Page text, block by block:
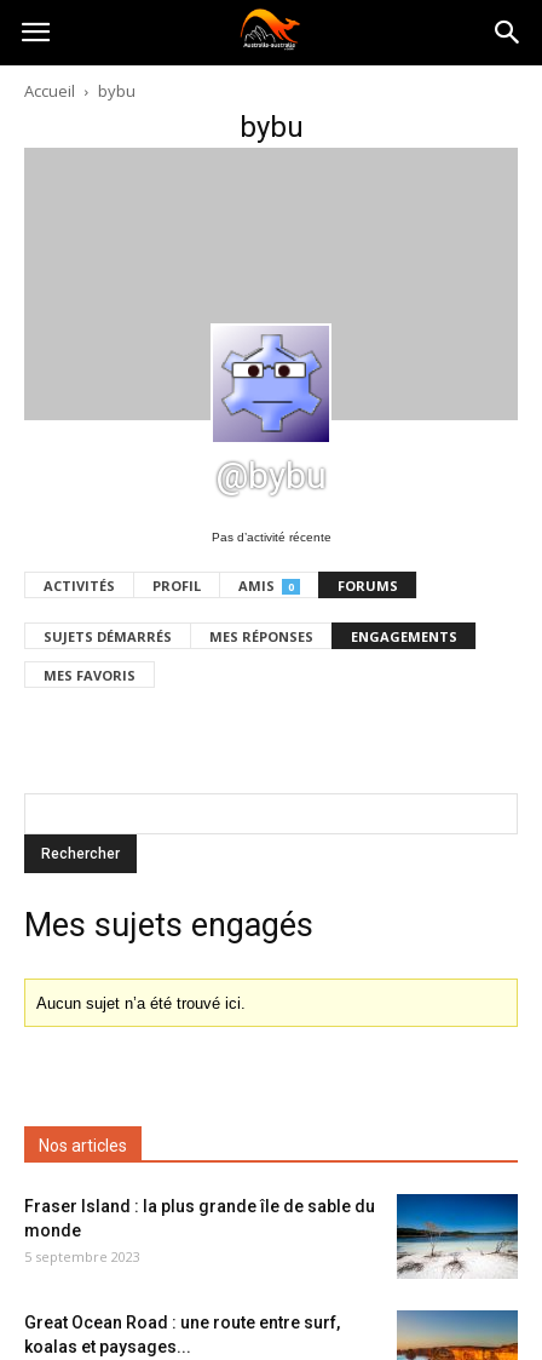
Australia-
australie.com
Accueil bybu
bybu
@bybu
Pas d’activité récente
ACTIVITÉS PROFIL AMIS 0 FORUMS
SUJETS DÉMARRÉS MES RÉPONSES ENGAGEMENTS
MES FAVORIS
Mes sujets engagés
Aucun sujet n’a été trouvé ici.
Nos articles
Fraser Island : la plus grande île de sable du
monde
5 septembre 2023
Great Ocean Road : une route entre surf,
koalas et paysages...